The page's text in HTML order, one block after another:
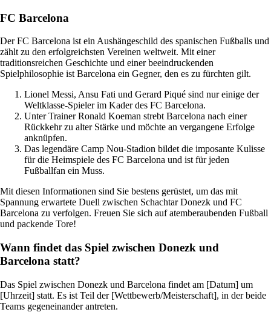
FC Barcelona
Der FC Barcelona ist ein Aushängeschild des spanischen Fußballs und
zählt zu den erfolgreichsten Vereinen weltweit. Mit einer
traditionsreichen Geschichte und einer beeindruckenden
Spielphilosophie ist Barcelona ein Gegner, den es zu fürchten gilt.
Lionel Messi, Ansu Fati und Gerard Piqué sind nur einige der
Weltklasse-Spieler im Kader des FC Barcelona.
Unter Trainer Ronald Koeman strebt Barcelona nach einer
Rückkehr zu alter Stärke und möchte an vergangene Erfolge
anknüpfen.
Das legendäre Camp Nou-Stadion bildet die imposante Kulisse
für die Heimspiele des FC Barcelona und ist für jeden
Fußballfan ein Muss.
Mit diesen Informationen sind Sie bestens gerüstet, um das mit
Spannung erwartete Duell zwischen Schachtar Donezk und FC
Barcelona zu verfolgen. Freuen Sie sich auf atemberaubenden Fußball
und packende Tore!
Wann findet das Spiel zwischen Donezk und
Barcelona statt?
Das Spiel zwischen Donezk und Barcelona findet am [Datum] um
[Uhrzeit] statt. Es ist Teil der [Wettbewerb/Meisterschaft], in der beide
Teams gegeneinander antreten.